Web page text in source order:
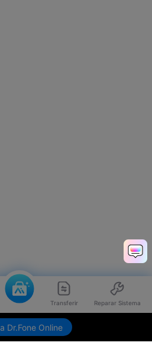
Transferir Reparar Sistema
Dr.Fone Online